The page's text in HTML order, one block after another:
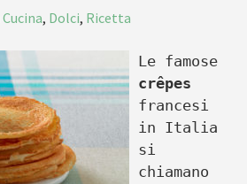
Cucina, Dolci, Ricetta
Le famose
crêpes
francesi
in Italia
si
chiamano